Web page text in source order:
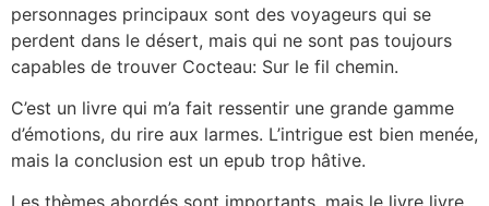
personnages principaux sont des voyageurs qui se
perdent dans le désert, mais qui ne sont pas toujours
capables de trouver Cocteau: Sur le fil chemin.
C’est un livre qui m’a fait ressentir une grande gamme
d’émotions, du rire aux larmes. L’intrigue est bien menée,
mais la conclusion est un epub trop hâtive.